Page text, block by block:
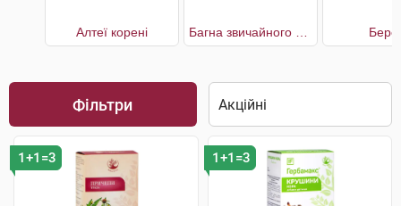
Алтеї корені
Фільтри
1+1=3 1+1=3